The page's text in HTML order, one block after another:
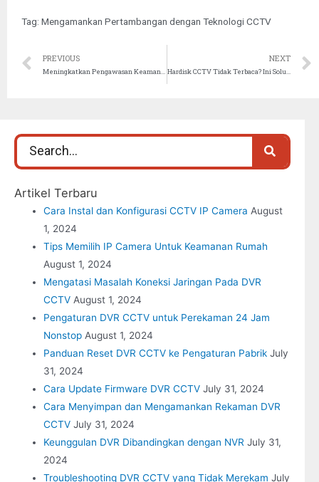
Tag: Mengamankan Pertambangan dengan Teknologi CCTV
PREVIOUS
Meningkatkan Pengawasan Keamanan di Lingkungan Kota dengan CCTV
NEXT
Hardisk CCTV Tidak Terbaca? Ini Solusinya!
Artikel Terbaru
Cara Instal dan Konfigurasi CCTV IP Camera August
1, 2024
Tips Memilih IP Camera Untuk Keamanan Rumah
August 1, 2024
Mengatasi Masalah Koneksi Jaringan Pada DVR
CCTV August 1, 2024
Pengaturan DVR CCTV untuk Perekaman 24 Jam
Nonstop August 1, 2024
Panduan Reset DVR CCTV ke Pengaturan Pabrik July
31, 2024
Cara Update Firmware DVR CCTV July 31, 2024
Cara Menyimpan dan Mengamankan Rekaman DVR
CCTV July 31, 2024
Keunggulan DVR Dibandingkan dengan NVR July 31,
2024
Troubleshooting DVR CCTV yang Tidak Merekam July